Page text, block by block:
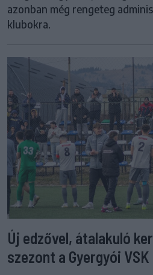
azonban még rengeteg
klubokra.
Új edzővel, átalakuló
szezont a Gyergyói VSK